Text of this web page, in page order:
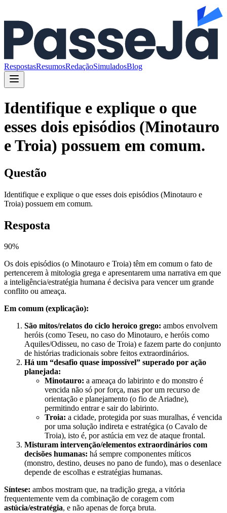
RespostasResumosRedaçãoSimuladosBlog
Identifique e explique o que
esses dois episódios (Minotauro
e Troia) possuem em comum.
Questão
Identifique e explique o que esses dois episódios (Minotauro e
Troia) possuem em comum.
Resposta
90%
Os dois episódios (o Minotauro e Troia) têm em comum o fato de
pertencerem à mitologia grega e apresentarem uma narrativa em que
a inteligência/estratégia humana é decisiva para vencer um grande
conflito ou ameaça.
Em comum (explicação):
São mitos/relatos do ciclo heroico grego: ambos envolvem
heróis (como Teseu, no caso do Minotauro, e heróis como
Aquiles/Odisseu, no caso de Troia) e fazem parte do conjunto
de histórias tradicionais sobre feitos extraordinários.
Há um “desafio quase impossível” superado por ação
planejada:
Minotauro: a ameaça do labirinto e do monstro é
vencida não só por força, mas por um recurso de
orientação e planejamento (o fio de Ariadne),
permitindo entrar e sair do labirinto.
Troia: a cidade, protegida por suas muralhas, é vencida
por uma solução indireta e estratégica (o Cavalo de
Troia), isto é, por astúcia em vez de ataque frontal.
Misturam intervenção/elementos extraordinários com
decisões humanas: há sempre componentes míticos
(monstro, destino, deuses no pano de fundo), mas o desenlace
depende de escolhas e estratégias humanas.
Síntese: ambos mostram que, na tradição grega, a vitória
frequentemente vem da combinação de coragem com
astúcia/estratégia, e não apenas de força bruta.